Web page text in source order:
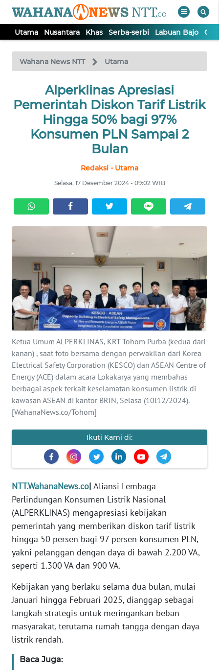
Utama Nusantara Khas Serba-serbi Labuan Bajo
Wahana News NTT Utama
Alperklinas Apresiasi
Pemerintah Diskon Tarif Listrik
Hingga 50% bagi 97%
Konsumen PLN Sampai 2
Bulan
Redaksi - Utama
Selasa, 17 Desember 2024 - 09:02 WIB
Ketua Umum ALPERKLINAS, KRT Tohom Purba (kedua dari
kanan) , saat foto bersama dengan perwakilan dari Korea
Electrical Safety Corporation (KESCO) dan ASEAN Centre of
Energy (ACE) dalam acara Lokakarya yang membahas
berbagai aspek terkait keselamatan konsumen listrik di
kawasan ASEAN di kantor BRIN, Selasa (10l12/2024).
[WahanaNews.co/Tohom]
Ikuti Kami di:
NTT.WahanaNews.co| Aliansi Lembaga
Perlindungan Konsumen Listrik Nasional
(ALPERKLINAS) mengapresiasi kebijakan
pemerintah yang memberikan diskon tarif listrik
hingga 50 persen bagi 97 persen konsumen PLN,
yakni pelanggan dengan daya di bawah 2.200 VA,
seperti 1.300 VA dan 900 VA.
Kebijakan yang berlaku selama dua bulan, mulai
Januari hingga Februari 2025, dianggap sebagai
langkah strategis untuk meringankan beban
masyarakat, terutama rumah tangga dengan daya
listrik rendah.
Baca Juga:
TV
Tutup
NUSANTARA
LABUAN
INDEKS
BERITA
KONTAK
KAMI
INFO
IKLAN
TENTANG
KAMI
REDAKSI
KARIR
DISCLAIMER
Wahana
Regional
WN
SUMUT
WN
JAKARTA